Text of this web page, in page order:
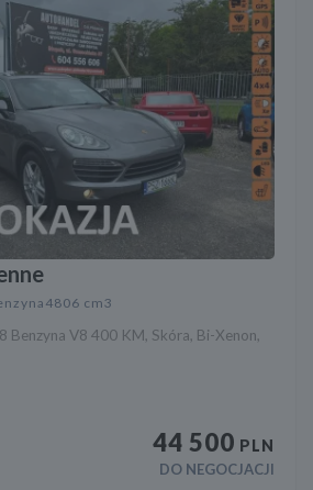
4806 cm3
Benzyna V8 400 KM, Skóra, Bi-Xenon,
44 500 PLN
DO NEGOCJACJI